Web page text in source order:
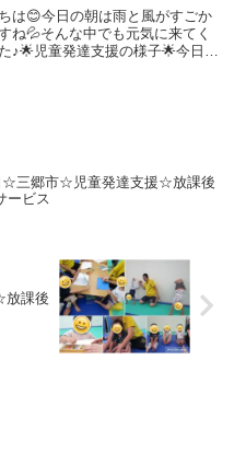
達障害 埼玉県 三郷市
八潮市 気になる子
は😊今日の朝は雨と風がすごか
ね💦そんな中でも元気に来てく
♪🌟児童発達支援の様子🌟今日
☆三郷市☆児童発達支援☆放課後
ービス
課後